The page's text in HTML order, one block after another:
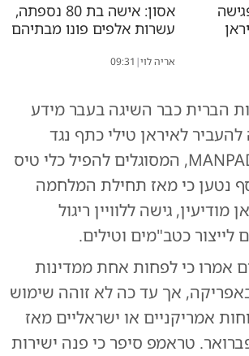
אסון: אישה בת 80 נספתה,
עשרות אלפים פונו מבתיהם
אריה לוי|
09:31
הברית כבר השיגה בעבר מידע
לאיראן טילי כתף נגד
מטוסים מסוג MANPADS, המסוגלים להפיל כלי טיס
נטען כי מאז תחילת המלחמה
מודיעין, גישה ללוויין ריגול
לייצור כטב"מים וטילים.
אמרו כי לפחות אחת ממדינות
אך עד כה לא זוהה שימוש
אמריקניים או ישראליים מאז
טראמפ סיפר כי פנה ישירות